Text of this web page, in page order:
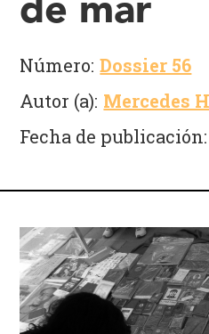
de mar
Número: Dossier 56
Autor (a): Mercedes
Fecha de